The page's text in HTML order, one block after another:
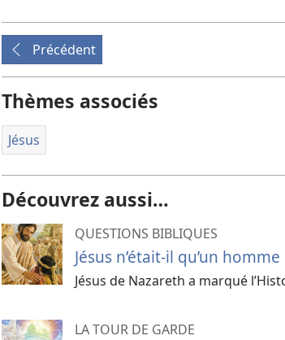
Précédent
Thèmes associés
Jésus
Découvrez aussi…
QUESTIONS BIBLIQUES
Jésus n’était-il qu’un
Jésus de Nazareth a marqué
LA TOUR DE GARDE